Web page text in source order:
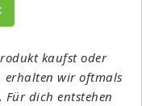
kaufst oder
erhalten wir oftmals
dich entstehen